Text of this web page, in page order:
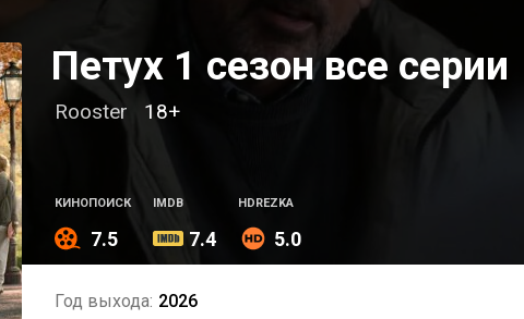
Петух 1 сезон все серии
Rooster 18+
КИНОПОИСК
7.5
IMDB
7.4
HDREZKA
5.0
Год выхода: 2026